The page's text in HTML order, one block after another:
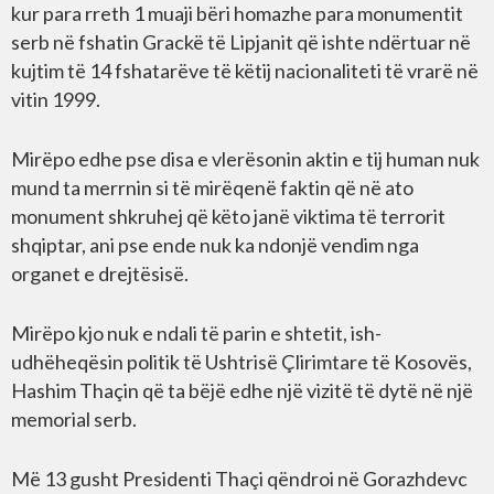
kur para rreth 1 muaji bëri homazhe para monumentit
serb në fshatin Grackë të Lipjanit që ishte ndërtuar në
kujtim të 14 fshatarëve të këtij nacionaliteti të vrarë në
vitin 1999.
Mirëpo edhe pse disa e vlerësonin aktin e tij human nuk
mund ta merrnin si të mirëqenë faktin që në ato
monument shkruhej që këto janë viktima të terrorit
shqiptar, ani pse ende nuk ka ndonjë vendim nga
organet e drejtësisë.
Mirëpo kjo nuk e ndali të parin e shtetit, ish-
udhëheqësin politik të Ushtrisë Çlirimtare të Kosovës,
Hashim Thaçin që ta bëjë edhe një vizitë të dytë në një
memorial serb.
Më 13 gusht Presidenti Thaçi qëndroi në Gorazhdevc